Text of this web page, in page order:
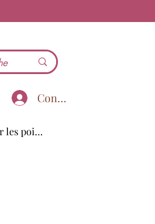
Connecter
Voir les points